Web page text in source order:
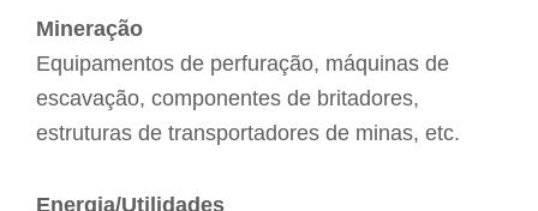
Mineração
Equipamentos de perfuração, máquinas de
escavação, componentes de britadores,
estruturas de transportadores de minas, etc.
Energia/Utilidades